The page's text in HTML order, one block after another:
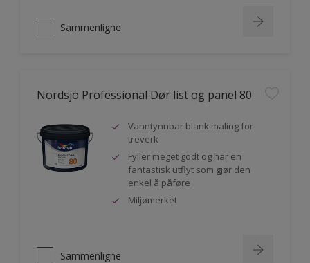
Sammenligne
Nordsjö Professional Dør list og panel 80
Vanntynnbar blank maling for
treverk
Fyller meget godt og har en
fantastisk utflyt som gjør den
enkel å påføre
Miljømerket
Sammenligne